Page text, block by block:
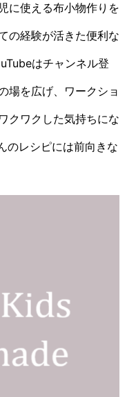
に使える布小物作りを
の経験が活きた便利な
はチャンネル登
場を広げ、ワークショ
クワクした気持ちにな
のレシピには前向きな